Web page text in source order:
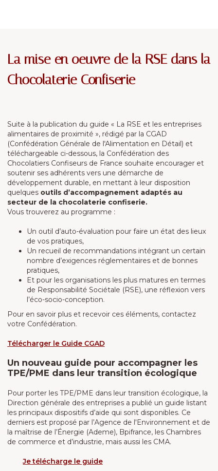
La mise en oeuvre de la RSE dans la
Chocolaterie Confiserie
Suite à la publication du guide « La RSE et les entreprises
alimentaires de proximité », rédigé par la CGAD
(Confédération Générale de l'Alimentation en Détail) et
téléchargeable ci-dessous, la Confédération des
Chocolatiers Confiseurs de France souhaite encourager et
soutenir ses adhérents vers une démarche de
développement durable, en mettant à leur disposition
quelques outils d’accompagnement adaptés au
secteur de la chocolaterie confiserie.
Vous trouverez au programme :
Un outil d’auto-évaluation pour faire un état des lieux
de vos pratiques,
Un recueil de recommandations intégrant un certain
nombre d’exigences réglementaires et de bonnes
pratiques,
Et pour les organisations les plus matures en termes
de Responsabilité Sociétale (RSE), une réflexion vers
l’éco-socio-conception.
Pour en savoir plus et recevoir ces éléments, contactez
votre Confédération.
Télécharger le Guide CGAD
Un nouveau guide pour accompagner les
TPE/PME dans leur transition écologique
Pour porter les TPE/PME dans leur transition écologique, la
Direction générale des entreprises a publié un guide listant
les principaux dispositifs d’aide qui sont disponibles. Ce
derniers est proposé par l’Agence de l'Environnement et de
la maîtrise de l’Énergie (Ademe), Bpifrance, les Chambres
de commerce et d’industrie, mais aussi les CMA.
Je télécharge le guide